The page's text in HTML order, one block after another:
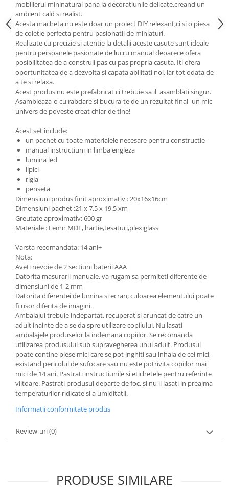
mobilierul mininatural pana la decoratiunile delicate,creand un
ambient cald si realist.
Acesta macheta nu este doar un proiect DIY relexant,ci si o piesa
de coletie perfecta pentru pasionatii de miniaturi.
Realizate cu precizie si atentie la detalii aceste casute sunt ideale
pentru persoanele pasionate de lucru manual deoarece ofera
posibilitatea de a construii pas cu pas propria casuta. Iti ofera
oportunitatea de a dezvolta si capata abilitati noi, iar tot odata de
a te si relaxa.
Acest produs nu este prefabricat ci trebuie sa il asamblati singur.
Asambleaza-o cu rabdare si bucura-te de un rezultat final -un mic
univers de poveste creat chiar de tine!
Acest set include:
un pachet cu toate materialele necesare pentru constructie
manual instructiuni in limba engleza
lumina led
lipici
rigla
penseta
Dimensiuni produs finit aproximativ : 20x16x16cm
Dimensiuni pachet :21 x 7.5 x 19.5 xm
Greutate aproximativ: 600 gr
Materiale : Lemn MDF, hartie,tesaturi,plexiglass
Varsta recomandata: 14 ani+
Nota:
Aveti nevoie de 2 sectiuni baterii AAA
Datorita masurarii manuale, va rugam sa permiteti diferente de
dimensiuni de 1-2 mm
Datorita diferentei de lumina si ecran, culoarea elementului poate
fi usor diferita de imagini.
Ambalajul trebuie indepartat, recuperat si aruncat de catre un
adult inainte de a se da spre utilizare copilului. Nu lasati
ambalajele produselor la indemana copiilor. Se recomanda
utilizarea produsului sub supravegherea unui adult. Produsul
poate contine piese mici care se pot inghiti sau inhala de cei mici,
existand pericolul de sufocare sau nu este potrivita copiilor mai
mici de 14 ani. Pastrati instructiunile si etichetele pentru referinte
viitoare. Pastrati produsul departe de foc, si nu il lasati in preajma
temperaturilor ridicate si a umiditatii.
Informatii conformitate produs
Review-uri(0)
PRODUSE SIMILARE